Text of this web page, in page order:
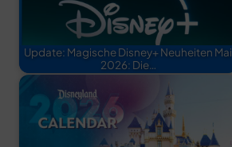
Update: Magische Disney+ Neuheiten Mai
2026: Die…